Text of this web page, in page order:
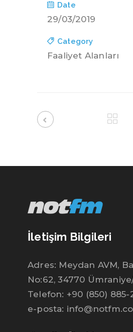
Date
29/03/2019
Category
Faaliyet Alanları
İletişim Bilgileri
Adres: Meydan AVM,
No:62, 34770
Telefon: +90 (850) 885-
e-posta: